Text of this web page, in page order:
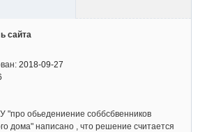
сайта
2018-09-27
"про обьедениение соббсбвенников
дома" написано , что решение считается